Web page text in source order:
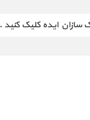
ایده کلیک کنید .